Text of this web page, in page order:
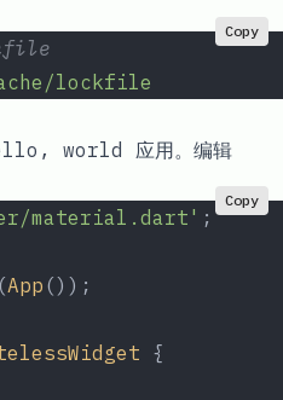
lockfile
Copy
world
应用。编辑
material.dart' ;
(App ());
{
Copy